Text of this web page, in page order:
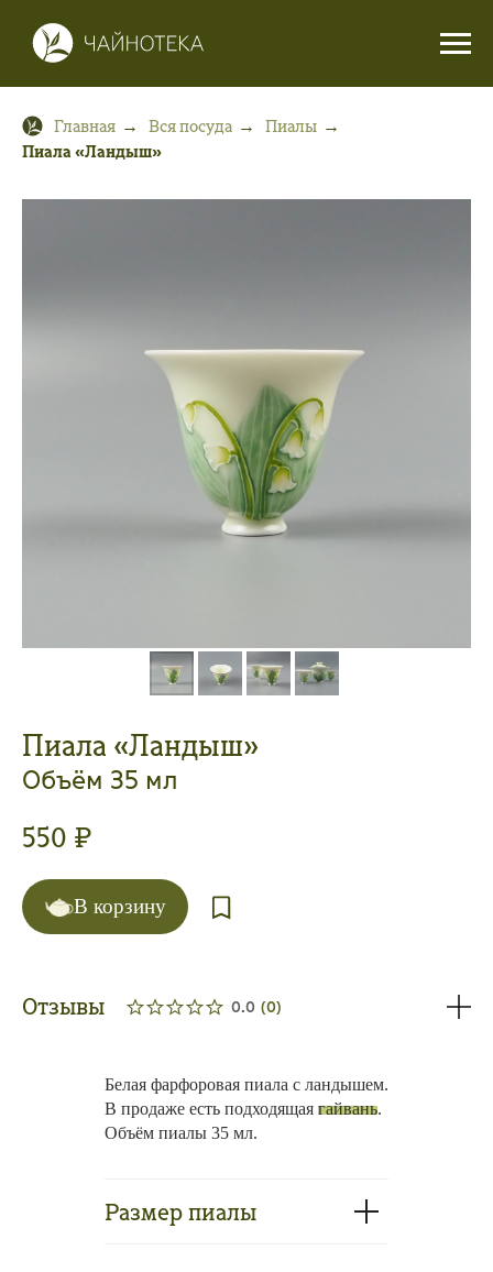
Главная → Вся посуда → Пиалы →
Пиала «Ландыш»
Пиала «Ландыш»
Объём 35 мл
550 ₽
В корзину
Отзывы 0.0 (0)
Белая фарфоровая пиала с ландышем.
В продаже есть подходящая гайвань.
Объём пиалы 35 мл.
Размер пиалы